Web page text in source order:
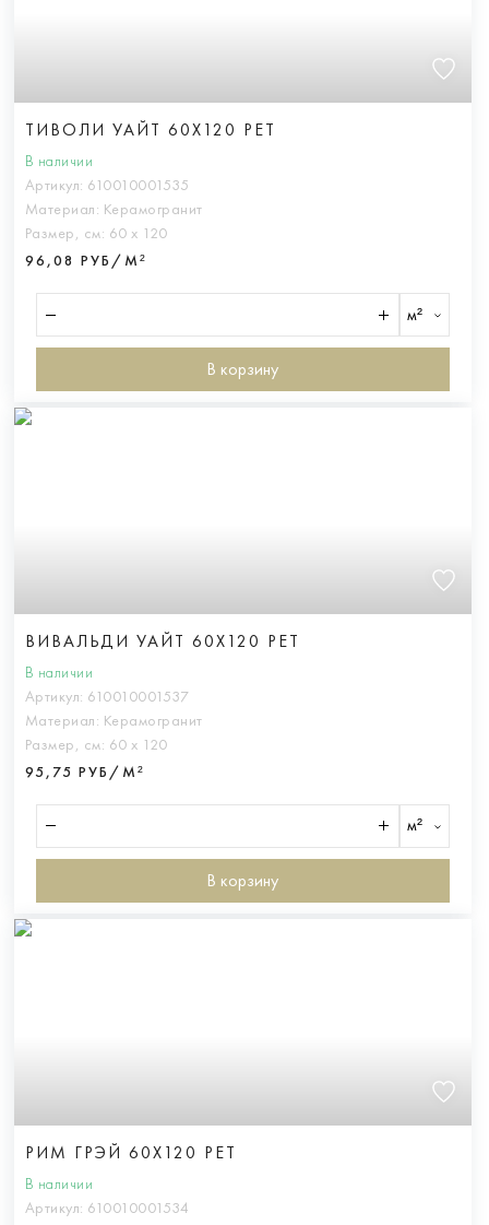
ТИВОЛИ УАЙТ 60X120 РЕТ
В наличии
Артикул: 610010001535
Материал: Керамогранит
Размер, см: 60 х 120
96,08 РУБ/М²
м²
В корзину
ВИВАЛЬДИ УАЙТ 60X120 РЕТ
В наличии
Артикул: 610010001537
Материал: Керамогранит
Размер, см: 60 х 120
95,75 РУБ/М²
м²
В корзину
РИМ ГРЭЙ 60X120 РЕТ
В наличии
Артикул: 610010001534